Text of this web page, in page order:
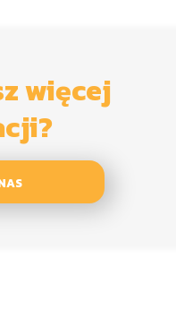
więcej